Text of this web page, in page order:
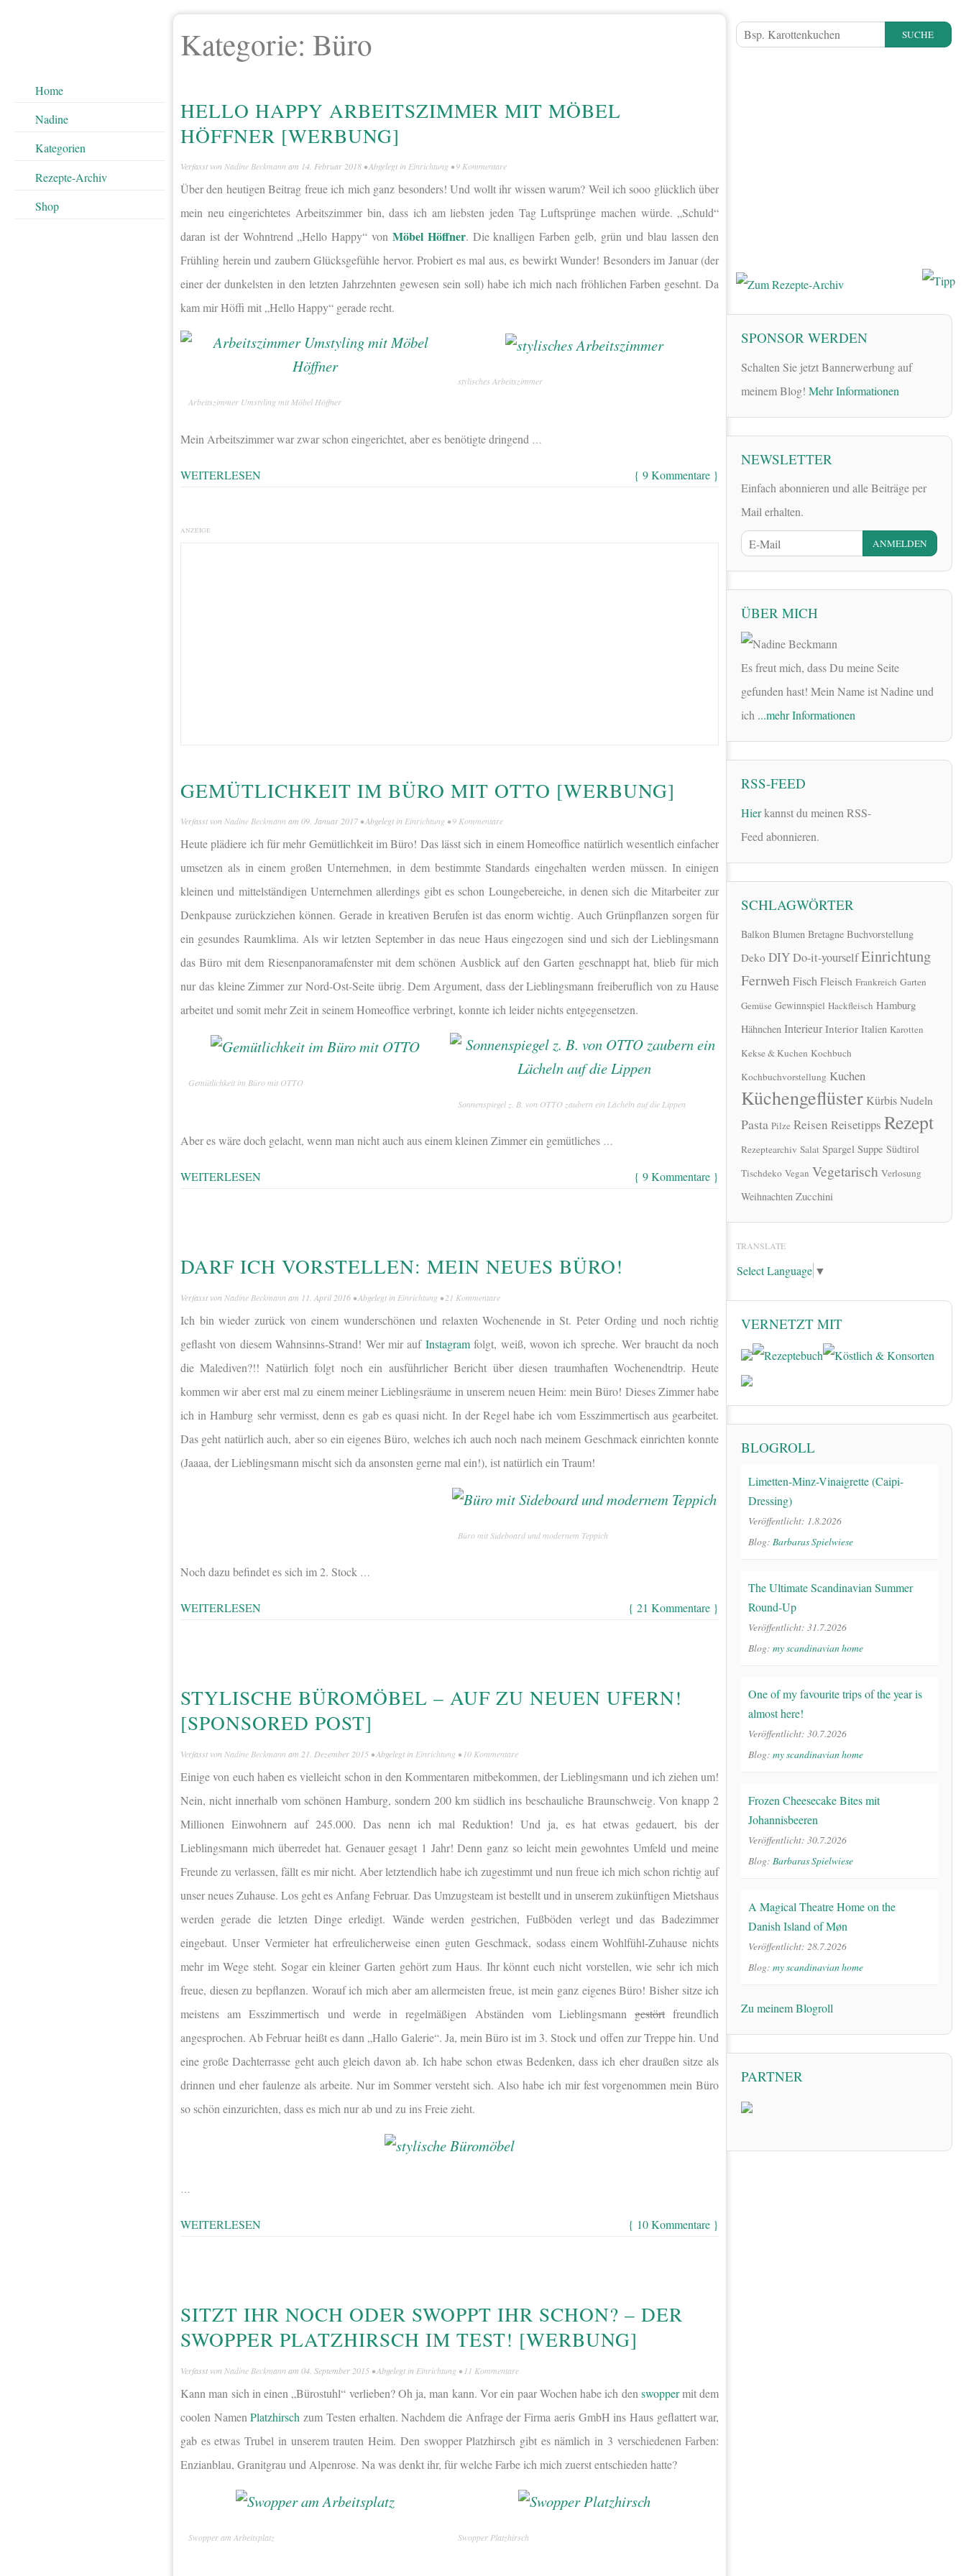
Home
Nadine
Kategorien
Rezepte-Archiv
Shop
Kategorie: Büro
HELLO HAPPY ARBEITSZIMMER MIT MÖBEL
HÖFFNER [WERBUNG]
Verfasst von Nadine Beckmann am 14. Februar 2018 • Abgelegt in Einrichtung •9 Kommentare
Über den heutigen Beitrag freue ich mich ganz besonders! Und wollt ihr wissen warum? Weil ich sooo glücklich über
mein neu eingerichtetes Arbeitszimmer bin, dass ich am liebsten jeden Tag Luftsprünge machen würde. „Schuld“
daran ist der Wohntrend „Hello Happy“ von Möbel Höffner. Die knalligen Farben gelb, grün und blau lassen den
Frühling herein und zaubern Glücksgefühle hervor. Probiert es mal aus, es bewirkt Wunder! Besonders im Januar (der
einer der dunkelsten in den letzten Jahrzehnten gewesen sein soll) habe ich mich nach fröhlichen Farben gesehnt. Da
kam mir Höffi mit „Hello Happy“ gerade recht.
Arbeitszimmer Umstyling mit Möbel Höffner
stylisches Arbeitszimmer
Mein Arbeitszimmer war zwar schon eingerichtet, aber es benötigte dringend …
WEITERLESEN { 9 Kommentare }
ANZEIGE
GEMÜTLICHKEIT IM BÜRO MIT OTTO [WERBUNG]
Verfasst von Nadine Beckmann am 09. Januar 2017 • Abgelegt in Einrichtung •9 Kommentare
Heute plädiere ich für mehr Gemütlichkeit im Büro! Das lässt sich in einem Homeoffice natürlich wesentlich einfacher
umsetzen als in einem großen Unternehmen, in dem bestimmte Standards eingehalten werden müssen. In einigen
kleinen und mittelständigen Unternehmen allerdings gibt es schon Loungebereiche, in denen sich die Mitarbeiter zur
Denkpause zurückziehen können. Gerade in kreativen Berufen ist das enorm wichtig. Auch Grünpflanzen sorgen für
ein gesundes Raumklima. Als wir letzten September in das neue Haus eingezogen sind und sich der Lieblingsmann
das Büro mit dem Riesenpanoramafenster mit dem schönen Ausblick auf den Garten geschnappt hat, blieb für mich
nur das kleine Zimmer zur Nord-Ost-Seite übrig. Dem Argument, dass der Lieblingsmann freiberuflich von zu Hause
arbeitet und somit mehr Zeit in seinem Homeoffice verbringt, konnte ich leider nichts entgegensetzen.
Gemütlichkeit im Büro mit OTTO
Sonnenspiegel z. B. von OTTO zaubern ein Lächeln auf die Lippen
Aber es wäre doch gelacht, wenn man nicht auch aus einem kleinen Zimmer ein gemütliches …
WEITERLESEN { 9 Kommentare }
DARF ICH VORSTELLEN: MEIN NEUES BÜRO!
Verfasst von Nadine Beckmann am 11. April 2016 • Abgelegt in Einrichtung •21 Kommentare
Ich bin wieder zurück von einem wunderschönen und relaxten Wochenende in St. Peter Ording und noch richtig
geflasht von diesem Wahnsinns-Strand! Wer mir auf Instagramfolgt, weiß, wovon ich spreche. Wer braucht da noch
die Malediven?!! Natürlich folgt noch ein ausführlicher Bericht über diesen traumhaften Wochenendtrip. Heute
kommen wir aber erst mal zu einem meiner Lieblingsräume in unserem neuen Heim: mein Büro! Dieses Zimmer habe
ich in Hamburg sehr vermisst, denn es gab es quasi nicht. In der Regel habe ich vom Esszimmertisch aus gearbeitet.
Das geht natürlich auch, aber so ein eigenes Büro, welches ich auch noch nach meinem Geschmack einrichten konnte
(Jaaaa, der Lieblingsmann mischt sich da ansonsten gerne mal ein!), ist natürlich ein Traum!
Büro mit Sideboard und modernem Teppich
Noch dazu befindet es sich im 2. Stock …
WEITERLESEN { 21 Kommentare }
STYLISCHE BÜROMÖBEL – AUF ZU NEUEN UFERN!
[SPONSORED POST]
Verfasst von Nadine Beckmann am 21. Dezember 2015 • Abgelegt in Einrichtung • 10 Kommentare
Einige von euch haben es vielleicht schon in den Kommentaren mitbekommen, der Lieblingsmann und ich ziehen um!
Nein, nicht innerhalb vom schönen Hamburg, sondern 200 km südlich ins beschauliche Braunschweig. Von knapp 2
Millionen Einwohnern auf 245.000. Das nenn ich mal Reduktion! Und ja, es hat etwas gedauert, bis der
Lieblingsmann mich überredet hat. Genauer gesagt 1 Jahr! Denn ganz so leicht mein gewohntes Umfeld und meine
Freunde zu verlassen, fällt es mir nicht. Aber letztendlich habe ich zugestimmt und nun freue ich mich schon richtig auf
unser neues Zuhause. Los geht es Anfang Februar. Das Umzugsteam ist bestellt und in unserem zukünftigen Mietshaus
werden gerade die letzten Dinge erledigt. Wände werden gestrichen, Fußböden verlegt und das Badezimmer
eingebaut. Unser Vermieter hat erfreulicherweise einen guten Geschmack, sodass einem Wohlfühl-Zuhause nichts
mehr im Wege steht. Sogar ein kleiner Garten gehört zum Haus. Ihr könnt euch nicht vorstellen, wie sehr ich mich
freue, diesen zu bepflanzen. Worauf ich mich aber am allermeisten freue, ist mein ganz eigenes Büro! Bisher sitze ich
meistens am Esszimmertisch und werde in regelmäßigen Abständen vom Lieblingsmanngestörtfreundlich
angesprochen. Ab Februar heißt es dann „Hallo Galerie“. Ja, mein Büro ist im 3. Stock und offen zur Treppe hin. Und
eine große Dachterrasse geht auch gleich davon ab. Ich habe schon etwas Bedenken, dass ich eher draußen sitze als
drinnen und eher faulenze als arbeite. Nur im Sommer versteht sich. Also habe ich mir fest vorgenommen mein Büro
so schön einzurichten, dass es mich nur ab und zu ins Freie zieht.
…
WEITERLESEN { 10 Kommentare }
SITZT IHR NOCH ODER SWOPPT IHR SCHON? – DER
SWOPPER PLATZHIRSCH IM TEST! [WERBUNG]
Verfasst von Nadine Beckmann am 04. September 2015 • Abgelegt in Einrichtung • 11 Kommentare
Kann man sich in einen „Bürostuhl“ verlieben? Oh ja, man kann. Vor ein paar Wochen habe ich den swoppermit dem
coolen NamenPlatzhirsch zum Testen erhalten. Nachdem die Anfrage der Firma aeris GmbH ins Haus geflattert war,
gab es etwas Trubel in unserem trauten Heim. Den swopper Platzhirsch gibt es nämlich in 3 verschiedenen Farben:
Enzianblau, Granitgrau und Alpenrose. Na was denkt ihr, für welche Farbe ich mich zuerst entschieden hatte?
Swopper am Arbeitsplatz Swopper Platzhirsch
SUCHE
SPONSOR WERDEN
Schalten Sie jetzt Bannerwerbung auf
meinem Blog! Mehr Informationen
NEWSLETTER
Einfach abonnieren und alle Beiträge per
Mail erhalten.
ÜBER MICH
Es freut mich, dass Du meine Seite
gefunden hast! Mein Name ist Nadine und
ich ...mehr Informationen
RSS-FEED
Hierkannst du meinen RSS-
Feed abonnieren.
SCHLAGWÖRTER
Balkon Blumen Bretagne Buchvorstellung
Deko DIYDo-it-yourselfEinrichtung
FernwehFischFleisch Frankreich Garten
Gemüse Gewinnspiel Hackfleisch Hamburg
Hähnchen Interieur Interior Italien Karotten
Kekse & Kuchen Kochbuch
Kochbuchvorstellung Kuchen
Küchengeflüster KürbisNudeln
Pasta Pilze Reisen Reisetipps Rezept
Rezeptearchiv Salat Spargel Suppe Südtirol
Tischdeko Vegan Vegetarisch Verlosung
Weihnachten Zucchini
TRANSLATE
Select Language ▼
VERNETZT MIT
BLOGROLL
Limetten-Minz-Vinaigrette (Caipi-
Dressing)
Veröffentlicht: 1.8.2026
Blog: Barbaras Spielwiese
The Ultimate Scandinavian Summer
Round-Up
Veröffentlicht: 31.7.2026
Blog: my scandinavian home
One of my favourite trips of the year is
almost here!
Veröffentlicht: 30.7.2026
Blog: my scandinavian home
Frozen Cheesecake Bites mit
Johannisbeeren
Veröffentlicht: 30.7.2026
Blog: Barbaras Spielwiese
A Magical Theatre Home on the
Danish Island of Møn
Veröffentlicht: 28.7.2026
Blog: my scandinavian home
Zu meinem Blogroll
PARTNER